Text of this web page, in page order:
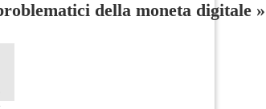
della moneta digitale »